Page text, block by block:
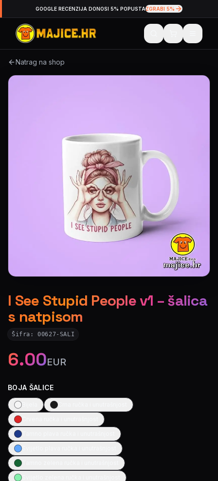
GOOGLE RECENZIJA DONOSI 5% POPUSTAZGRABI 5%
Natrag na shop
I See Stupid People v1 – šalica
s natpisom
Šifra:00627-SALI
6.00EUR
BOJA ŠALICE